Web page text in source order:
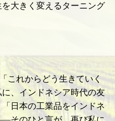
大きく変えるターニング
これからどう生きていく
、インドネシア時代の友
日本の工業品をインドネ